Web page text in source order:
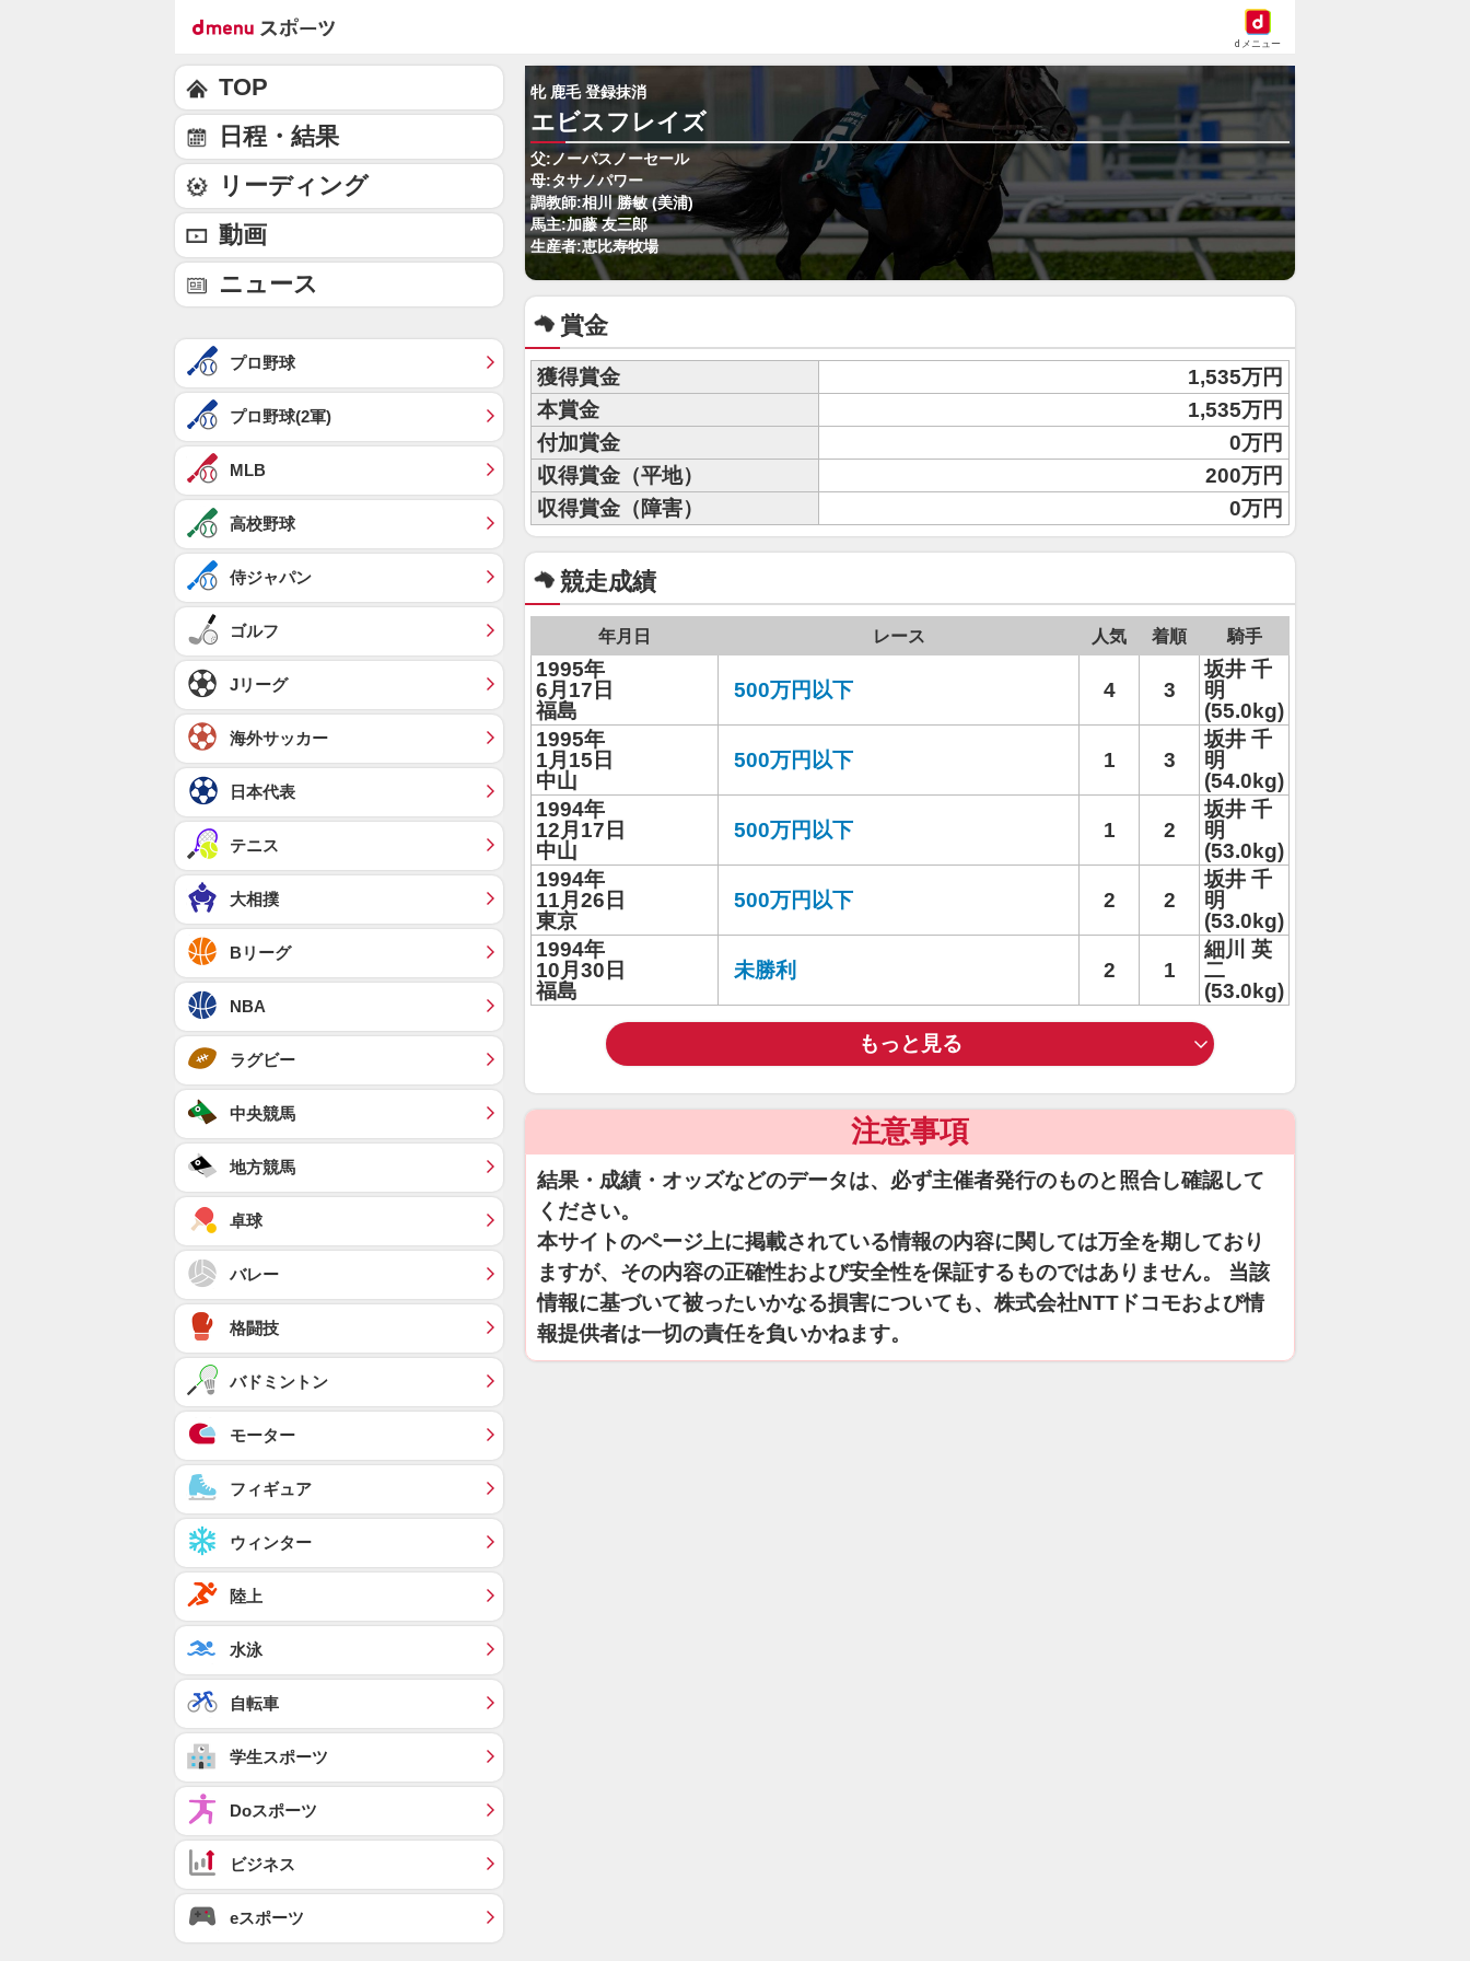
dメニュー
牝 鹿毛 登録抹消
エビスフレイズ
父:ノーパスノーセール
母:タサノパワー
調教師:相川 勝敏 (美浦)
馬主:加藤 友三郎
生産者:恵比寿牧場
賞金
獲得賞金
1,535万円
本賞金
1,535万円
付加賞金
0万円
収得賞金（平地）
200万円
収得賞金（障害）
0万円
競走成績
年月日 レース 人気 着順 騎手
1995年
6月17日
福島
500万円以下 4 3
坂井 千
明
(55.0kg)
1995年
1月15日
中山
500万円以下 1 3
坂井 千
明
(54.0kg)
1994年
12月17日
中山
500万円以下 1 2
坂井 千
明
(53.0kg)
1994年
11月26日
東京
500万円以下 2 2
坂井 千
明
(53.0kg)
1994年
10月30日
福島
未勝利 2 1
細川 英
二
(53.0kg)
もっと見る
注意事項
結果・成績・オッズなどのデータは、必ず主催者発行のものと照合し確認して
ください。
本サイトのページ上に掲載されている情報の内容に関しては万全を期しており
ますが、その内容の正確性および安全性を保証するものではありません。 当該
情報に基づいて被ったいかなる損害についても、株式会社NTTドコモおよび情
報提供者は一切の責任を負いかねます。
TOP
日程・結果
リーディング
動画
ニュース
プロ野球
プロ野球(2軍)
MLB
高校野球
侍ジャパン
ゴルフ
Jリーグ
海外サッカー
日本代表
テニス
大相撲
Bリーグ
NBA
ラグビー
中央競馬
地方競馬
卓球
バレー
格闘技
バドミントン
モーター
フィギュア
ウィンター
陸上
水泳
自転車
学生スポーツ
Doスポーツ
ビジネス
eスポーツ